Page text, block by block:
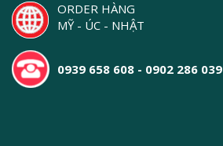
ORDER HÀNG
MỸ - ÚC - NHẬT
0939 658 608 - 0902 286 039